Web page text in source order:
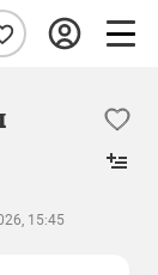
15:45